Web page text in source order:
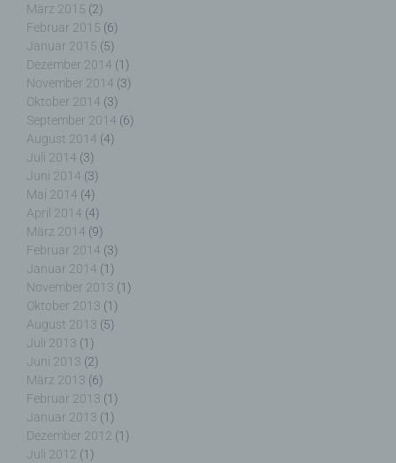
März 2015 (2)
Februar 2015 (6)
Januar 2015 (5)
Dezember 2014 (1)
November 2014 (3)
Oktober 2014 (3)
September 2014 (6)
August 2014 (4)
Juli 2014 (3)
Juni 2014 (3)
Mai 2014 (4)
April 2014 (4)
März 2014 (9)
Februar 2014 (3)
Januar 2014 (1)
November 2013 (1)
Oktober 2013 (1)
August 2013 (5)
Juli 2013 (1)
Juni 2013 (2)
März 2013 (6)
Februar 2013 (1)
Januar 2013 (1)
Dezember 2012 (1)
Juli 2012 (1)
System auf unserer Internetseite angesteuert
werden, (5) das Datum und die Uhrzeit eines
Zugriffs auf die Internetseite, (6) eine Internet-
Protokoll-Adresse (IP-Adresse), (7) der Internet-
Service-Provider des zugreifenden Systems und
(8) sonstige ähnliche Daten und Informationen, die
der Gefahrenabwehr im Falle von Angriffen auf
unsere informationstechnologischen Systeme
dienen.
Bei der Nutzung dieser allgemeinen Daten und
Informationen ziehen wird keine Rückschlüsse auf
die betroffene Person. Diese Informationen werden
vielmehr benötigt, um (1) die Inhalte unserer
Internetseite korrekt auszuliefern, (2) die Inhalte
unserer Internetseite sowie die Werbung für diese
zu optimieren, (3) die dauerhafte
Funktionsfähigkeit unserer
informationstechnologischen Systeme und der
Technik unserer Internetseite zu gewährleisten
sowie (4) um Strafverfolgungsbehörden im Falle
eines Cyberangriffes die zur Strafverfolgung
notwendigen Informationen bereitzustellen. Diese
anonym erhobenen Daten und Informationen
werden durch uns daher einerseits statistisch und